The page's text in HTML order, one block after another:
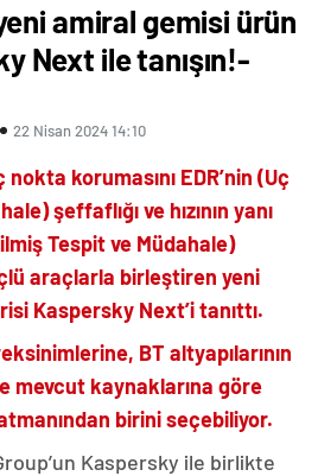
amiral gemisi ürün
Next ile tanışın!-
22 Nisan 2024 14:10
korumasını EDR’nin (Uç
şeffaflığı ve hızının yanı
Tespit ve Müdahale)
araçlarla birleştiren yeni
Kaspersky Next’i tanıttı.
BT altyapılarının
mevcut kaynaklarına göre
birini seçebiliyor.
Kaspersky ile birlikte